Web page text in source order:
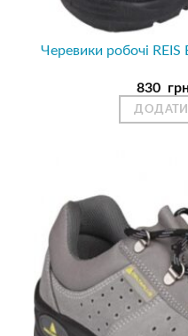
Черевики робочі
830